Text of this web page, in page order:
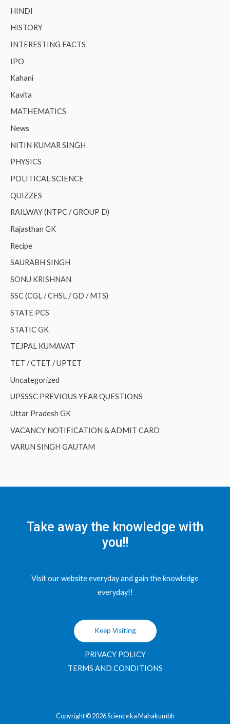
HINDI
HISTORY
INTERESTING FACTS
IPO
Kahani
Kavita
MATHEMATICS
News
NITIN KUMAR SINGH
PHYSICS
POLITICAL SCIENCE
QUIZZES
RAILWAY (NTPC / GROUP D)
Rajasthan GK
Recipe
SAURABH SINGH
SONU KRISHNAN
SSC (CGL / CHSL / GD / MTS)
STATE PCS
STATIC GK
TEJPAL KUMAVAT
TET / CTET / UPTET
Uncategorized
UPSSSC PREVIOUS YEAR QUESTIONS
Uttar Pradesh GK
VACANCY NOTIFICATION & ADMIT CARD
VARUN SINGH GAUTAM
Take away the knowledge with
you!!
Visit our website everyday and gain the knowledge
everyday!!
Keep Visiting
PRIVACY POLICY
TERMS AND CONDITIONS
Copyright © 2026 Science ka Mahakumbh